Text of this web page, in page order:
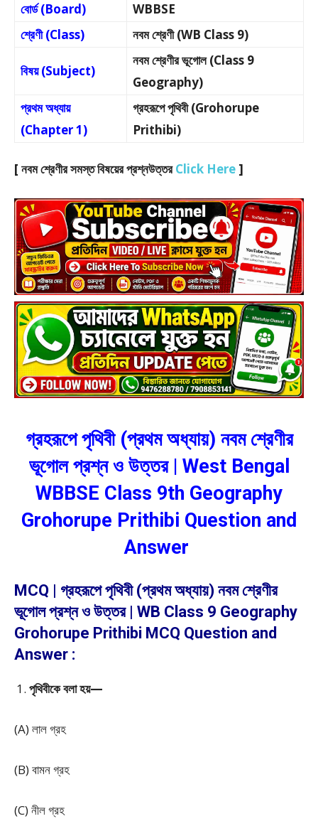
বোর্ড (Board)
WBBSE
শ্রেণী (Class)
নবম শ্রেণী (WB Class 9)
বিষয় (Subject)
নবম শ্রেণীর ভূগোল (Class 9
Geography)
প্রথম অধ্যায়
(Chapter 1)
গ্রহরূপে পৃথিবী (Grohorupe
Prithibi)
[ নবম শ্রেণীর সমস্ত বিষয়ের প্রশ্নউত্তর Click Here ]
গ্রহরূপে পৃথিবী (প্রথম অধ্যায়) নবম শ্রেণীর
ভূগোল প্রশ্ন ও উত্তর | West Bengal
WBBSE Class 9th Geography
Grohorupe Prithibi Question and
Answer
MCQ | গ্রহরূপে পৃথিবী (প্রথম অধ্যায়) নবম শ্রেণীর
ভূগোল প্রশ্ন ও উত্তর | WB Class 9 Geography
Grohorupe Prithibi MCQ Question and
Answer :
পৃথিবীকে বলা হয়—
(A) লাল গ্রহ
(B) বামন গ্রহ
(C) নীল গ্রহ